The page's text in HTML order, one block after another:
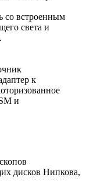
со встроенным
света и
к
и
дисков Нипкова,